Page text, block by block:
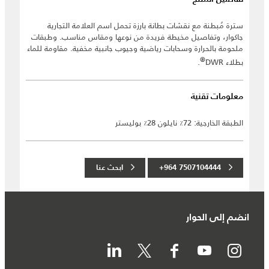
سترة مُبطنة مع نقشات بطانة بارزة تحمل اسم العلامة التجارية
جاكوار، وتفاصيل مخيطة فريدة من نوعها ومقاس مناسب. وطبقات
ملحومة بالحرارة وسحابات رياضية وجيوب جانبية مخفية. مقاومة للماء
بطلاء DWR
®
.
معلومات تقنية
الطبقة الخارجية: 72٪ نايلون 28٪ بوليستر
+964 7507104444 ابحث عنا
انضم إلى الحوار